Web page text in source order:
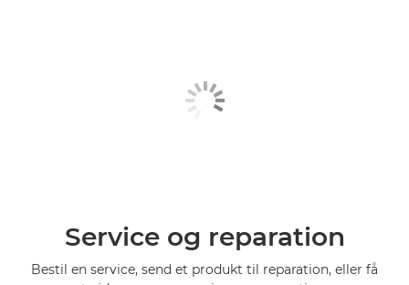
Service og reparation
Bestil en service, send et produkt til reparation, eller få